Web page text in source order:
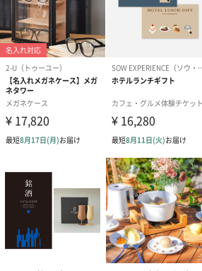
かき氷入浴剤4点セット
（ブルー）（748円）
かき氷入浴剤4
（イエロー）
ハンドタオル・ハンカチ
ハンドタオル・ハンカチを同梱してお届
の＋αにおすすめです。